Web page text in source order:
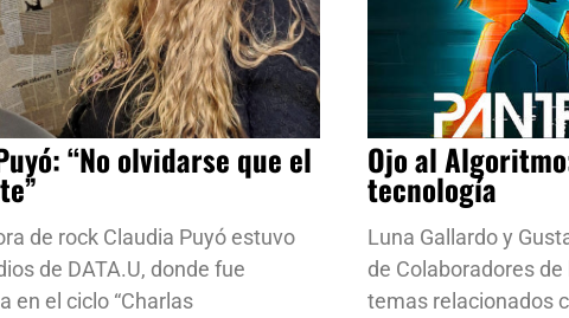
“No olvidarse que el
de rock Claudia Puyó estuvo
de DATA.U, donde fue
en el ciclo “Charlas
Ojo al
tecnología
Luna Gallardo y
de Colaboradores de
temas relacionados